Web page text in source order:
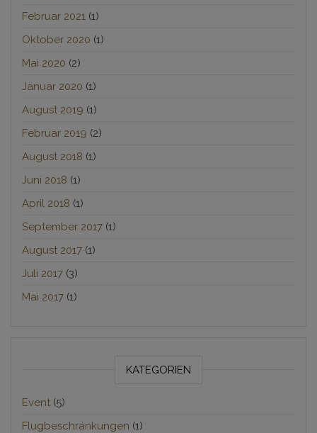
Februar 2021 (1)
Oktober 2020 (1)
Mai 2020 (2)
Januar 2020 (1)
August 2019 (1)
Februar 2019 (2)
August 2018 (1)
Juni 2018 (1)
April 2018 (1)
September 2017 (1)
August 2017 (1)
Juli 2017 (3)
Mai 2017 (1)
KATEGORIEN
Event (5)
Flugbeschränkungen (1)